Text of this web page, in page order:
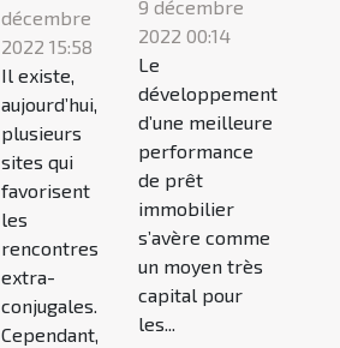
décembre
2022 15:58
Il existe,
aujourd’hui,
plusieurs
sites qui
favorisent
les
rencontres
extra-
conjugales.
Cependant,
9 décembre
2022 00:14
Le
développement
d’une meilleure
performance
de prêt
immobilier
s’avère comme
un moyen très
capital pour
les...